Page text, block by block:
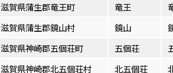
滋賀県蒲生郡竜王町 竜王
滋賀県蒲生郡鏡山村 鏡山
滋賀県神崎郡五個荘町 五個荘
滋賀県神崎郡北五個荘村 北五個荘